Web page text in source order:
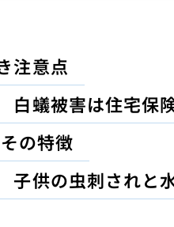
注意点
白蟻被害は住宅保
の特徴
子供の虫刺されと